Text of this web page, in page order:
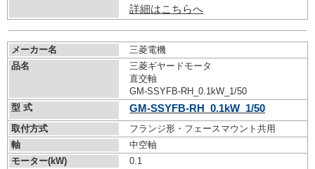
詳細はこちらへ
メーカー名
三菱電機
品名
三菱ギヤードモータ
直交軸
GM-SSYFB-RH_0.1kW_1/50
型 式
GM-SSYFB-RH_0.1kW_1/50
取付方式
フランジ形・フェースマウント共用
軸
中空軸
モーター(kW)
0.1